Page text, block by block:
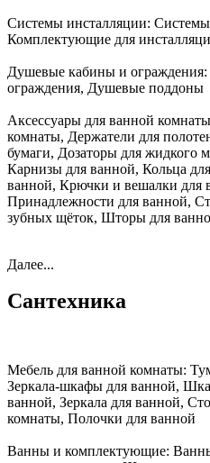
Системы инсталляции: Системы
Комплектующие для
Душевые кабины и ограждения:
ограждения, Душевые поддоны
Аксессуары для ванной
комнаты, Держатели для
бумаги, Дозаторы для жидкого
Карнизы для ванной, Кольца
ванной, Крючки и вешалки
Принадлежности для ванной,
зубных щёток, Шторы для
Далее...
Сантехника
Мебель для ванной комнаты:
Зеркала-шкафы для ванной,
ванной, Зеркала для ванной,
комнаты, Полочки для ванной
Ванны и комплектующие: